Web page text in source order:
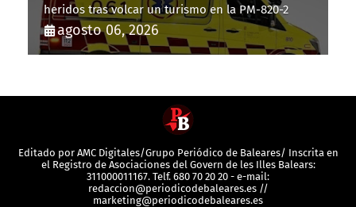
heridos tras volcar un turismo en la PM-820-2
agosto 06, 2026
Editado por AMC Digitales/Grupo Periódico de Baleares/ Inscrita en
el Registro de Asociaciones del Govern de les Illes Balears:
311000011167. Telf. 680 70 20 20 - e-mail:
redaccion@periodicodebaleares.es //
marketing@periodicodebaleares.es